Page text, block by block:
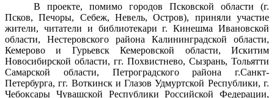
В проекте, помимо городов Псковской области (г.
Псков, Печоры, Себеж, Невель, Остров), приняли участие
жители, читатели и библиотекари г. Кинешма Ивановской
области, Нестеровского района Калининградской области,
Кемерово и Гурьевск Кемеровской области, Искитим
Новосибирской области, гг. Похвистнево, Сызрань, Тольятти
Самарской области, Петроградского района г.Санкт-
Петербурга,гг. Воткинск иГлазов Удмуртской Республики,г.
Чебоксары Чувашской РеспубликиРоссийской Федерации,